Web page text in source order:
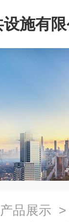
施有
产品展示